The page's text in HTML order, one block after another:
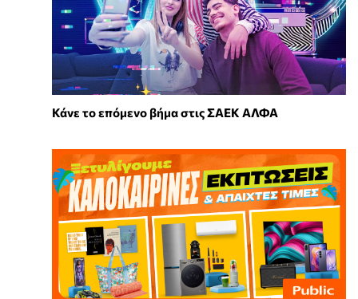
Κάνε το επόμενο βήμα στις ΣΑΕΚ ΑΛΦΑ